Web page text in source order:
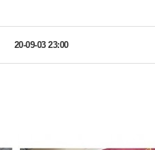
20-09-03 23:00